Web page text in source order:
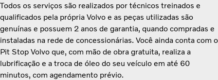
Todos os serviços são realizados por técnicos treinados e
qualificados pela própria Volvo e as peças utilizadas são
genuínas e possuem 2 anos de garantia, quando compradas e
instaladas na rede de concessionárias. Você ainda conta com o
Pit Stop Volvo que, com mão de obra gratuita, realiza a
lubrificação e a troca de óleo do seu veículo em até 60
minutos, com agendamento prévio.